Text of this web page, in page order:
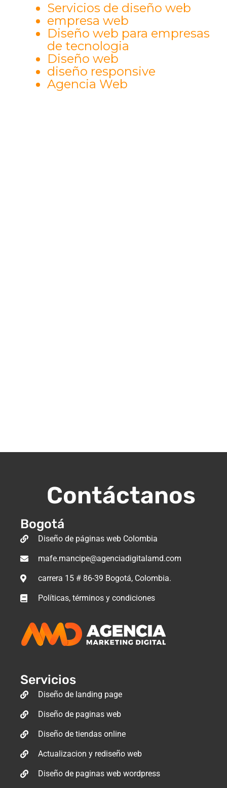
Servicios de diseño web
empresa web
Diseño web para empresas
de tecnologia
Diseño web
diseño responsive
Agencia Web
Contáctanos
Bogotá
Diseño de páginas web Colombia
mafe.mancipe@agenciadigitalamd.com
carrera 15 # 86-39 Bogotá, Colombia.
Políticas, términos y condiciones
Servicios
Diseño de landing page
Diseño de paginas web
Diseño de tiendas online
Actualizacion y rediseño web
Diseño de paginas web wordpress